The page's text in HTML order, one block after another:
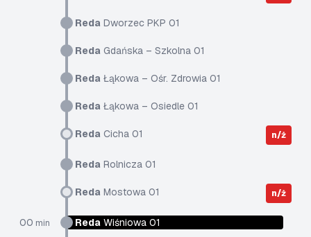
Reda Dworzec PKP 01
Reda Gdańska – Szkolna 01
Reda Łąkowa – Ośr. Zdrowia 01
Reda Łąkowa – Osiedle 01
Reda Cicha 01 n/ż
Reda Rolnicza 01
Reda Mostowa 01 n/ż
00 min Reda Wiśniowa 01